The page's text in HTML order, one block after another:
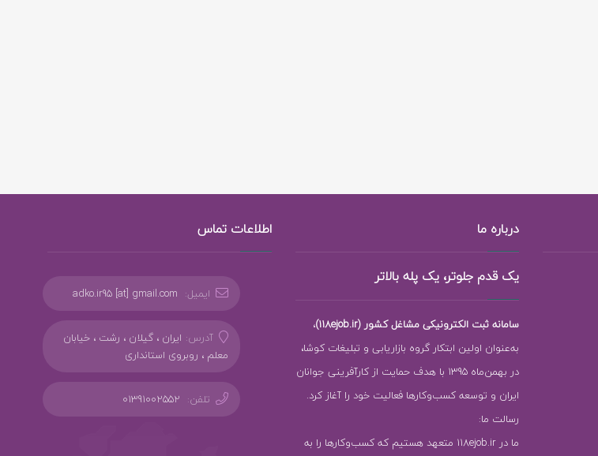
درباره ما
یک قدم جلوتر، یک پله بالاتر
سامانه ثبت الکترونیکی مشاغل کشور (118ejob.ir)
،
به‌عنوان اولین ابتکار گروه بازاریابی و تبلیغات کوشا،
در بهمن‌ماه 1395 با هدف حمایت از کارآفرینی جوانان
ایران و توسعه کسب‌وکارها فعالیت خود را آغاز کرد.
رسالت ما:
ما در 118ejob.ir متعهد هستیم که کسب‌وکارها را به
اطلاعات تماس
ایمیل: adko.ir95 [at] gmail.com
آدرس: ایران ، گیلان ، رشت ، خیابان
معلم ، روبروی استانداری
تلفن: 01391002552